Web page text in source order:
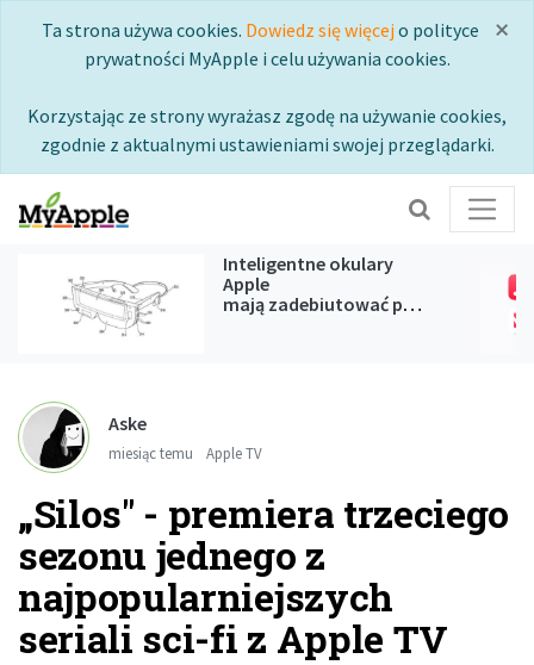
×
Ta strona używa cookies. Dowiedz się więcej o polityce
prywatności MyApple i celu używania cookies.
Korzystając ze strony wyrażasz zgodę na używanie cookies,
zgodnie z aktualnymi ustawieniami swojej przeglądarki.
Inteligentne okulary
Apple
mają zadebiutować podczas
WWDC 2027
Aske
miesiąc temu Apple TV
„Silos" - premiera trzeciego
sezonu jednego z
najpopularniejszych
seriali sci-fi z Apple TV